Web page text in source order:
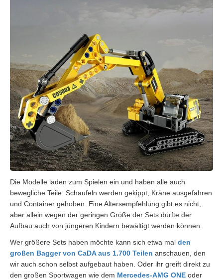
Die Modelle laden zum Spielen ein und haben alle auch
bewegliche Teile. Schaufeln werden gekippt, Kräne ausgefahren
und Container gehoben. Eine Altersempfehlung gibt es nicht,
aber allein wegen der geringen Größe der Sets dürfte der
Aufbau auch von jüngeren Kindern bewältigt werden können.
Wer größere Sets haben möchte kann sich etwa mal den
großen Bagger von CaDA aus 1.700 Teilen anschauen, den
wir auch schon selbst aufgebaut haben. Oder ihr greift direkt zu
den großen Sportwagen wie dem Mercedes-AMG ONE oder